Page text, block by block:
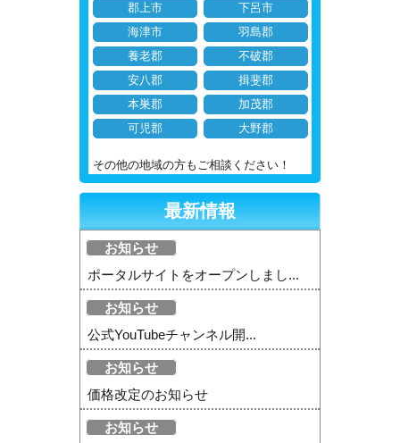
郡上市
下呂市
海津市
羽島郡
養老郡
不破郡
安八郡
揖斐郡
本巣郡
加茂郡
可児郡
大野郡
その他の地域の方もご相談ください！
最新情報
お知らせ
ポータルサイトをオープンしまし...
お知らせ
公式YouTubeチャンネル開...
お知らせ
価格改定のお知らせ
お知らせ